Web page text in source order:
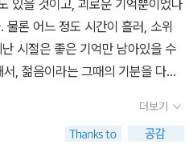
렇겠지. '호밀밭의 파수꾼'이 되기
항아다. 그러나 쉽게 떠올리는 반
든 것이 귀찮고 모든 것이 못마땅
로 가득찼다고 생각하는 불평불만
비를 걸거나 못된 짓을 하며 돌아다
불평불만을 느끼고 못마땅할 뿐
있을 것이고, 괴로운 기억뿐이었다
론 어느 정도 시간이 흘러, 소위
시절은 좋은 기억만 남아있을 수
, 젊음이라는 그때의 기분을 다시
절이었는가? 성적 때문에 죽고 싶
지 않는 부모님에게 절망하고, 믿
더보기